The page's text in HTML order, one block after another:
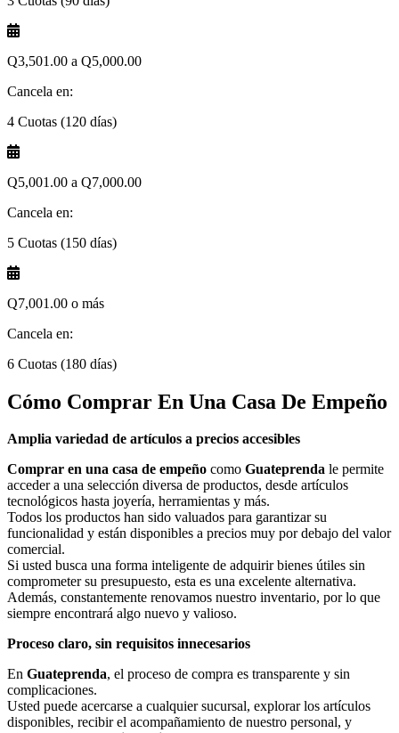
Q3,501.00 a Q5,000.00
Cancela en:
4 Cuotas (120 días)
Q5,001.00 a Q7,000.00
Cancela en:
5 Cuotas (150 días)
Q7,001.00 o más
Cancela en:
6 Cuotas (180 días)
Cómo Comprar En Una Casa De Empeño
Amplia variedad de artículos a precios accesibles
Comprar en una casa de empeño como Guateprenda le permite
acceder a una selección diversa de productos, desde artículos
tecnológicos hasta joyería, herramientas y más.
Todos los productos han sido valuados para garantizar su
funcionalidad y están disponibles a precios muy por debajo del valor
comercial.
Si usted busca una forma inteligente de adquirir bienes útiles sin
comprometer su presupuesto, esta es una excelente alternativa.
Además, constantemente renovamos nuestro inventario, por lo que
siempre encontrará algo nuevo y valioso.
Proceso claro, sin requisitos innecesarios
En Guateprenda, el proceso de compra es transparente y sin
complicaciones.
Usted puede acercarse a cualquier sucursal, explorar los artículos
disponibles, recibir el acompañamiento de nuestro personal, y